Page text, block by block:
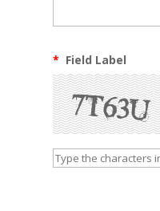
* Field Label